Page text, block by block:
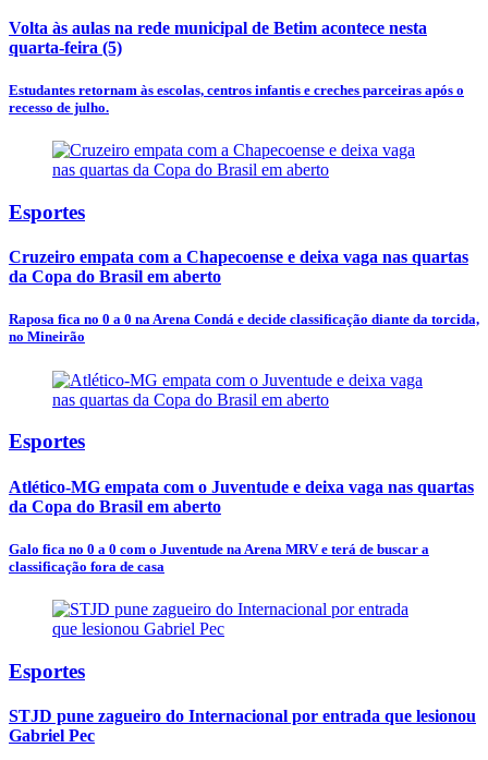
Volta às aulas na rede municipal de Betim acontece nesta
quarta-feira (5)
Estudantes retornam às escolas, centros infantis e creches parceiras após o
recesso de julho.
Esportes
Cruzeiro empata com a Chapecoense e deixa vaga nas quartas
da Copa do Brasil em aberto
Raposa fica no 0 a 0 na Arena Condá e decide classificação diante da torcida,
no Mineirão
Esportes
Atlético-MG empata com o Juventude e deixa vaga nas quartas
da Copa do Brasil em aberto
Galo fica no 0 a 0 com o Juventude na Arena MRV e terá de buscar a
classificação fora de casa
Esportes
STJD pune zagueiro do Internacional por entrada que lesionou
Gabriel Pec